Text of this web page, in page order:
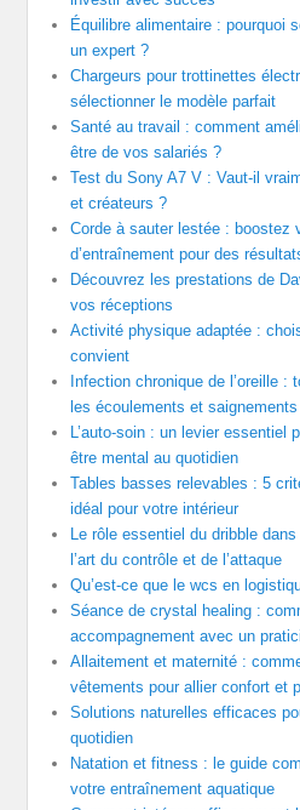
Équilibre alimentaire : pourquoi
un expert ?
Chargeurs pour trottinettes
sélectionner le modèle parfait
Santé au travail : comment
être de vos salariés ?
Test du Sony A7 V : Vaut-il
et créateurs ?
Corde à sauter lestée : boostez
d’entraînement pour des
Découvrez les prestations de
vos réceptions
Activité physique adaptée :
convient
Infection chronique de l’oreille :
les écoulements et saignements
L’auto-soin : un levier essentiel
être mental au quotidien
Tables basses relevables : 5
idéal pour votre intérieur
Le rôle essentiel du dribble
l’art du contrôle et de l’attaque
Qu’est-ce que le wcs en
Séance de crystal healing :
accompagnement avec un
Allaitement et maternité :
vêtements pour allier confort et
Solutions naturelles efficaces
quotidien
Natation et fitness : le guide
votre entraînement aquatique